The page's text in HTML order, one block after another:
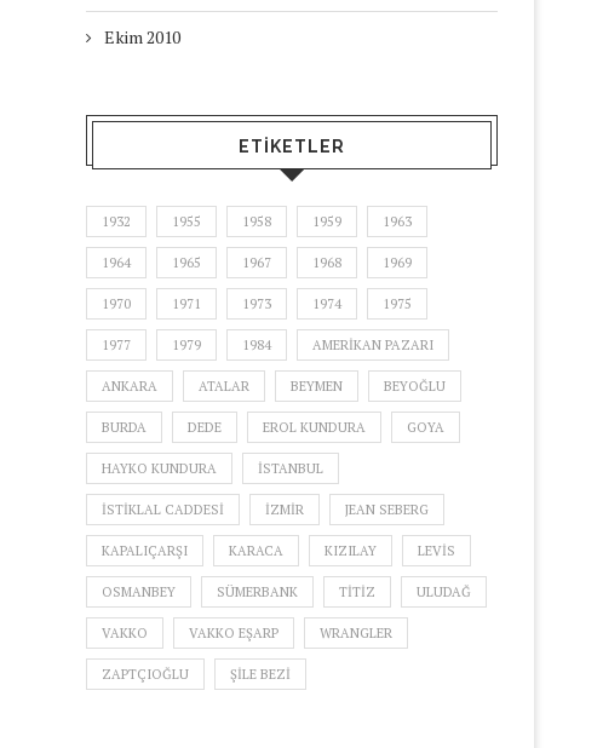
Ekim 2010
ETIKETLER
1932 1955 1958 1959 1963
1964 1965 1967 1968 1969
1970 1971 1973 1974 1975
1977 1979 1984 AMERIKAN PAZARI
ANKARA ATALAR BEYMEN BEYOĞLU
BURDA DEDE EROL KUNDURA GOYA
HAYKO KUNDURA ISTANBUL
ISTIKLAL CADDESI IZMIR JEAN SEBERG
KAPALIÇARŞI KARACA KIZILAY LEVIS
OSMANBEY SÜMERBANK TITIZ ULUDAĞ
VAKKO VAKKO EŞARP WRANGLER
ZAPTÇIOĞLU ŞILE BEZI